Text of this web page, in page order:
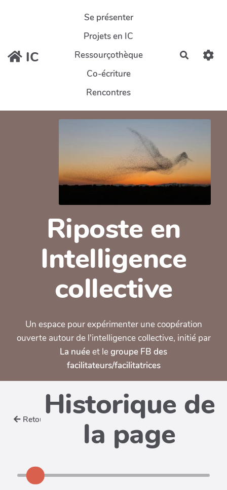
Aller au contenu principal
IC
Se présenter
Projets en IC
Ressourçothèque
Co-écriture
Rencontres
Riposte en
Intelligence
collective
Un espace pour expérimenter une coopération
ouverte autour de l'intelligence collective, initié par
La nuéeet legroupe FB des
facilitateurs/facilitatrices
Retour Historique de
la page